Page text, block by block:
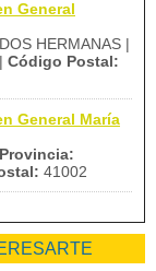
General
DOS HERMANAS |
Código Postal:
General María
Provincia:
41002